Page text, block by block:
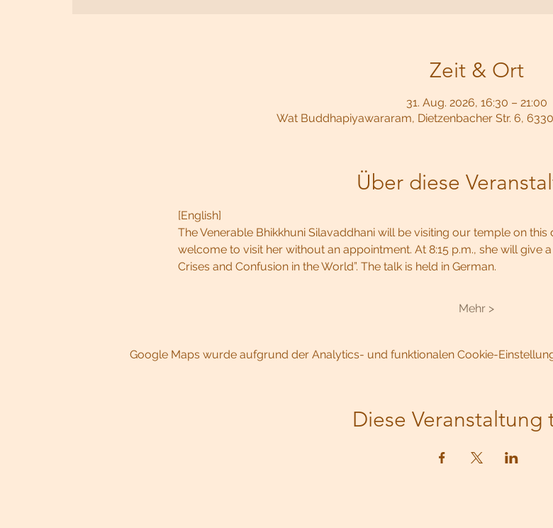
Zeit & Ort
31. Aug. 2026, 16:30 – 21:00
Wat Buddhapiyawararam, Dietzenbacher Str. 6,
Über diese
[English]
The Venerable Bhikkhuni Silavaddhani will be visiting our temple on this
welcome to visit her without an appointment. At 8:15 p.m., she will give
Crises and Confusion in the World”. The talk is held in German.
Mehr >
Google Maps wurde aufgrund der Analytics- und funktionalen Cookie-
Diese Veranstaltung